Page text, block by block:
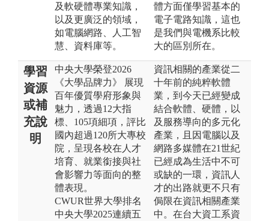
及軟硬體專業知識，
以及更廣泛的領域，
如電腦網路、人工智
慧、資料庫等。
體方面僅學習基本的
電子電路知識，這也
是我們與電機系比較
大的區別所在。
學習
資源
或補
充說
明
中央大學榮登2026
《大學品牌力》 展現
百年優質學府形象與
魅力，透過12大指
標、105項細項，評比
國內超過120所大專校
院，呈現各校在人才
培育、就業銜接與社
會影響力等面向的整
體表現。
CWUR世界大學排名
中央大學2025連續五
資訊相關的產業從二
十年前的純粹軟體
業，到今天已經變成
結合軟體、硬體，以
及服務導向的多元化
產業，且因電腦以及
網路多媒體在21世紀
已經成為生活中不可
或缺的一環，資訊人
才的出路就更不只有
侷限在資訊相關產業
中。在台大資工系資